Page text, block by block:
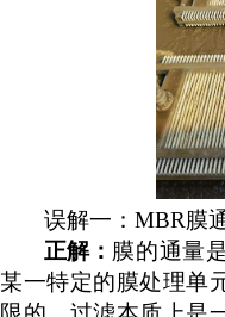
误解一：MBR膜
正解： 膜的通量
某一特定的膜处理单